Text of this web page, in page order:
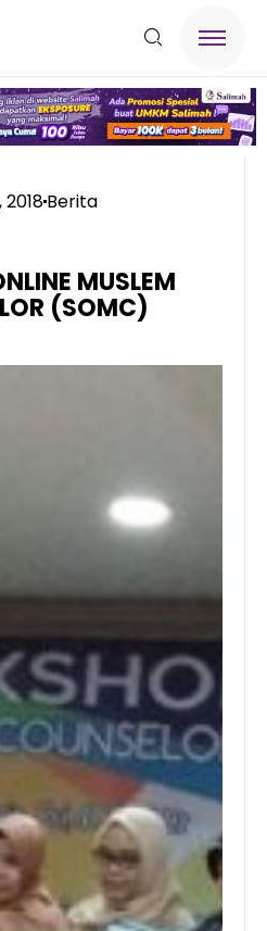
2018Berita
MUSLEM
(SOMC)